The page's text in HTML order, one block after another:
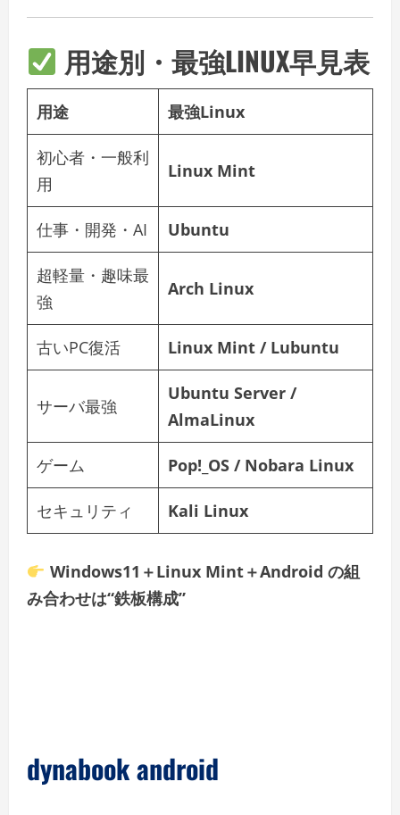
用途別・最強LINUX早見表
用途 最強Linux
初心者・一般利
用
Linux Mint
仕事・開発・AI Ubuntu
超軽量・趣味最
強
Arch Linux
古いPC復活 Linux Mint / Lubuntu
サーバ最強
Ubuntu Server /
AlmaLinux
ゲーム Pop!_OS / Nobara Linux
セキュリティ Kali Linux
Windows11＋Linux Mint＋Android の組
み合わせは“鉄板構成”
dynabook android